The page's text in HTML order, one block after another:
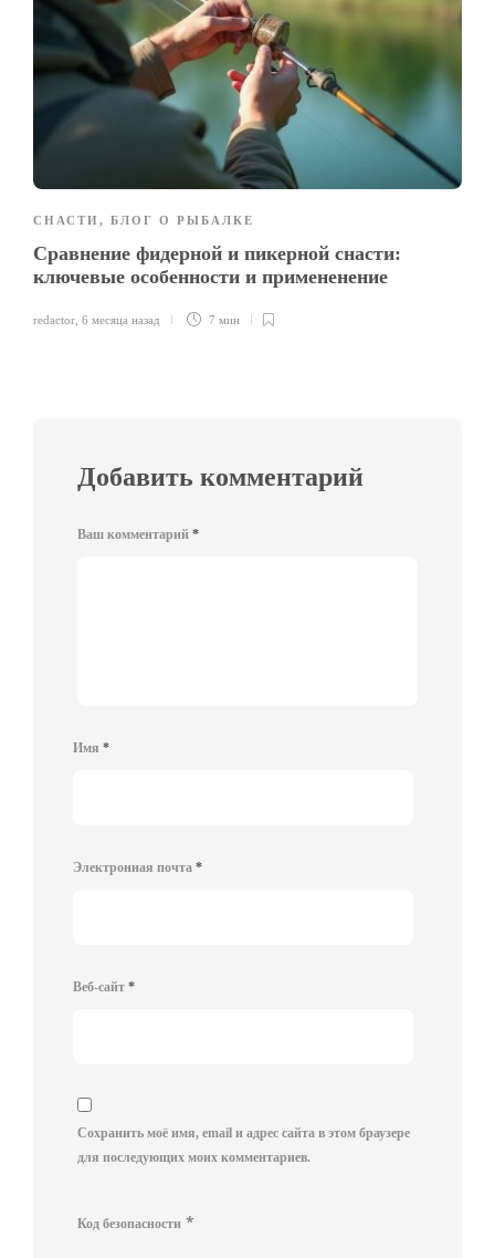
СНАСТИ , БЛОГ О РЫБАЛКЕ
Сравнение фидерной и пикерной снасти:
ключевые особенности и примененение
redactor 6 месяца назад 7 мин
Добавить комментарий
Ваш комментарий *
Имя *
Электронная почта *
Веб-сайт *
Сохранить моё имя, email и адрес сайта в этом браузере
для последующих моих комментариев.
Код безопасности *